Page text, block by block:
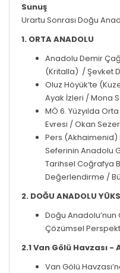
Sunuş
Urartu Sonrası Doğu
1. ORTA ANADOLU
Anadolu Demir
(Kritalla) /Şevket
Oluz Höyük’te
Ayak İzleri /Mona
MÖ 6. Yüzyılda
Evresi /Okan Sezer
Pers (Akhaimenid)
Seferinin Anadolu
Tarihsel Coğrafya
Değerlendirme /
2. DOĞU ANADOLU
Doğu Anadolu’nun
Çözümsel
2.1 Van Gölü Havzası -
Van Gölü